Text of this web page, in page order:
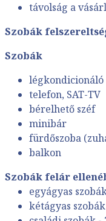
távolság a
Szobák
Szobák
légkondicionáló
telefon, SAT-TV
bérelhető széf
minibár
fürdőszoba
balkon
Szobák felár
egyágyas
kétágyas